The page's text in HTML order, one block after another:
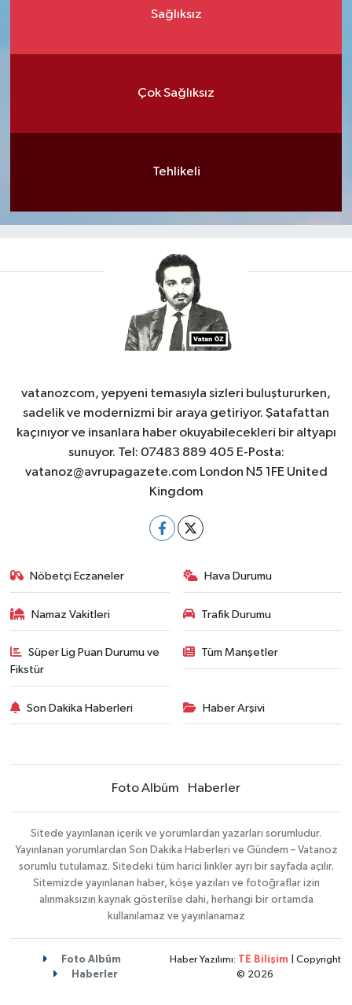
Sağlıksız
Çok Sağlıksız
Tehlikeli
vatanozcom, yepyeni temasıyla sizleri buluştururken,
sadelik ve modernizmi bir araya getiriyor. Şatafattan
kaçınıyor ve insanlara haber okuyabilecekleri bir altyapı
sunuyor. Tel: 07483 889 405 E-Posta:
vatanoz@avrupagazete.com London N5 1FE United
Kingdom
Nöbetçi Eczaneler Hava Durumu
Namaz Vakitleri Trafik Durumu
Süper Lig Puan Durumu ve
Fikstür
Tüm Manşetler
Son Dakika Haberleri Haber Arşivi
Foto Albüm Haberler
Sitede yayınlanan içerik ve yorumlardan yazarları sorumludur.
Yayınlanan yorumlardan Son Dakika Haberleri ve Gündem – Vatanoz
sorumlu tutulamaz. Sitedeki tüm harici linkler ayrı bir sayfada açılır.
Sitemizde yayınlanan haber, köşe yazıları ve fotoğraflar izin
alınmaksızın kaynak gösterilse dahi, herhangi bir ortamda
kullanılamaz ve yayınlanamaz
Foto Albüm
Haberler
Haber Yazılımı: TE Bilişim | Copyright
© 2026